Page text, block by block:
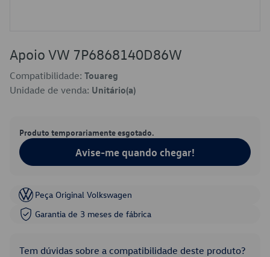
Apoio VW 7P6868140D86W
Compatibilidade: Touareg
Unidade de venda: Unitário(a)
Produto temporariamente esgotado.
Avise-me quando chegar!
Peça Original Volkswagen
Garantia de 3 meses de fábrica
Tem dúvidas sobre a compatibilidade deste produto?